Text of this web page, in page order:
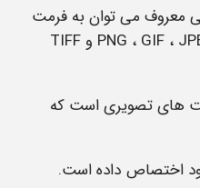
معروف می توان به فرمت
، GIF ، PNG و TIFF
های تصویری است که
اختصاص داده است.